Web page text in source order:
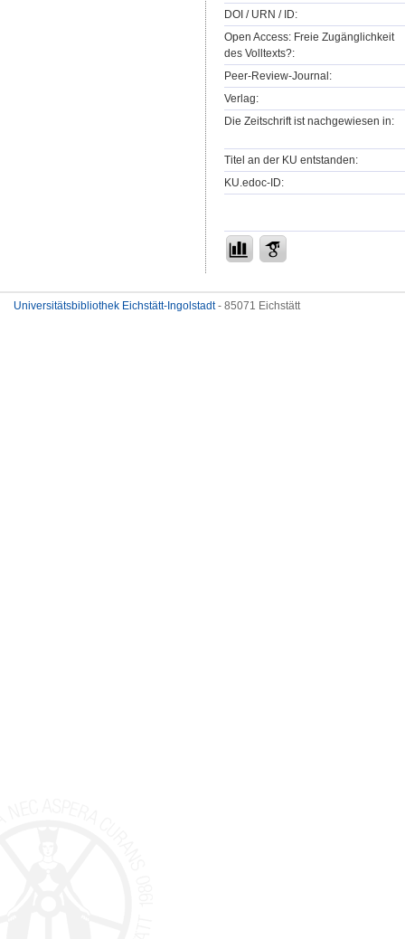
DOI / URN / ID:
Open Access: Freie Zugänglichkeit
des Volltexts?:
Peer-Review-Journal:
Verlag:
Die Zeitschrift ist nachgewiesen in:
Titel an der KU entstanden:
KU.edoc-ID:
Universitätsbibliothek Eichstätt-Ingolstadt- 85071 Eichstätt